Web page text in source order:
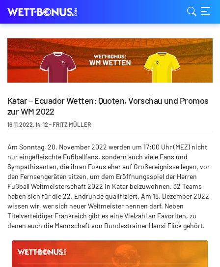
Katar – Ecuador Wetten: Quoten, Vorschau und Promos
zur WM 2022
16.11.2022,14:12 - FRITZ MÜLLER
Am Sonntag, 20. November 2022 werden um 17:00 Uhr (MEZ) nicht
nur eingefleischte Fußballfans, sondern auch viele Fans und
Sympathisanten, die ihren Fokus eher auf Großereignisse legen, vor
den Fernsehgeräten sitzen, um dem Eröffnungsspiel der Herren
Fußball Weltmeisterschaft 2022 in Katar beizuwohnen. 32 Teams
haben sich für die 22. Endrunde qualifiziert. Am 18. Dezember 2022
wissen wir, wer sich neuer Weltmeister nennen darf. Neben
Titelverteidiger Frankreich gibt es eine Vielzahl an Favoriten, zu
denen auch die Mannschaft von Bundestrainer Hansi Flick gehört.